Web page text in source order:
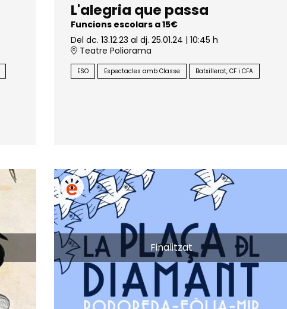
L'alegria que passa
Funcions escolars a 15€
Del dc. 13.12.23 al dj. 25.01.24 | 10:45 h
Teatre Poliorama
ESO Espectacles amb Classe Batxillerat, CF i CFA
Finalitzat